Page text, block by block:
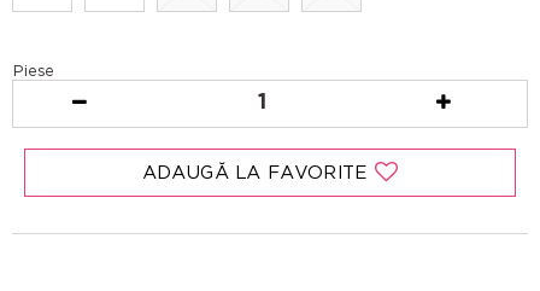
Piese
1
ADAUGĂ LA FAVORITE